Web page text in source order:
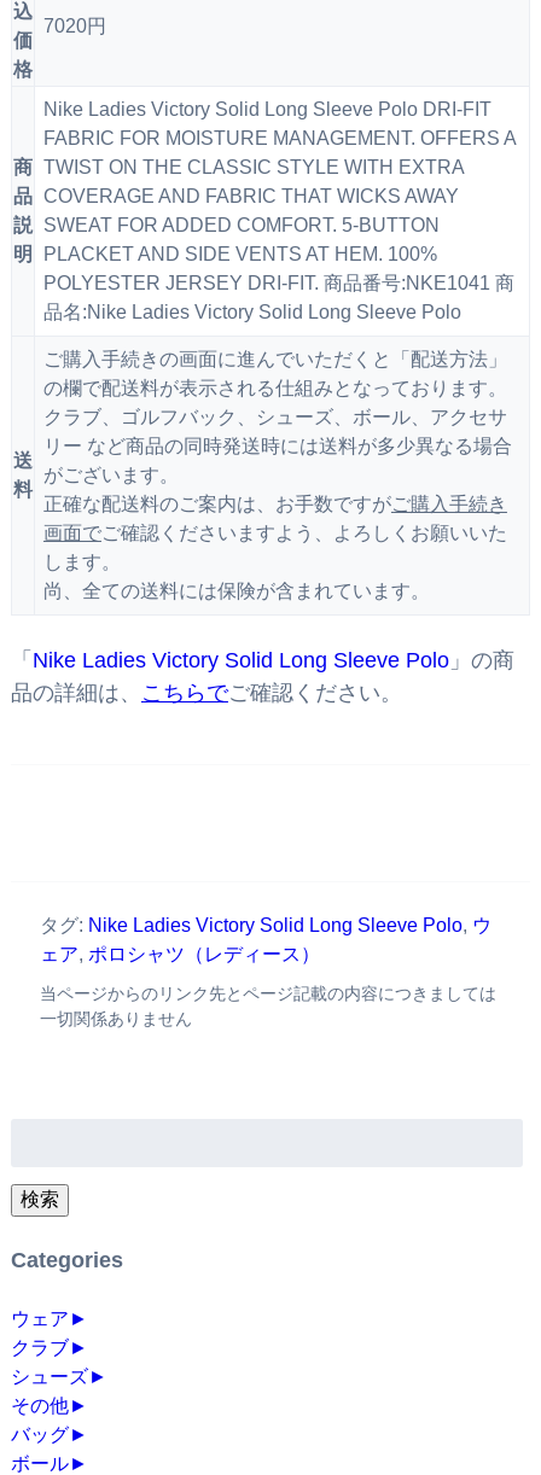
込
価
格
7020円
商
品
説
明
Nike Ladies Victory Solid Long Sleeve Polo DRI-FIT
FABRIC FOR MOISTURE MANAGEMENT. OFFERS A
TWIST ON THE CLASSIC STYLE WITH EXTRA
COVERAGE AND FABRIC THAT WICKS AWAY
SWEAT FOR ADDED COMFORT. 5-BUTTON
PLACKET AND SIDE VENTS AT HEM. 100%
POLYESTER JERSEY DRI-FIT. 商品番号:NKE1041 商
品名:Nike Ladies Victory Solid Long Sleeve Polo
送
料
ご購入手続きの画面に進んでいただくと「配送方法」
の欄で配送料が表示される仕組みとなっております。
クラブ、ゴルフバック、シューズ、ボール、アクセサ
リー など商品の同時発送時には送料が多少異なる場合
がございます。
正確な配送料のご案内は、お手数ですがご購入手続き
画面でご確認くださいますよう、よろしくお願いいた
します。
尚、全ての送料には保険が含まれています。
「 Nike Ladies Victory Solid Long Sleeve Polo」の商
品の詳細は、
こちらでご確認ください。
タグ: Nike Ladies Victory Solid Long Sleeve Polo, ウ
ェア, ポロシャツ（レディース）
当ページからのリンク先とページ記載の内容につきましては
一切関係ありません
検索
Categories
ウェア ►
クラブ►
シューズ►
その他►
バッグ►
ボール►